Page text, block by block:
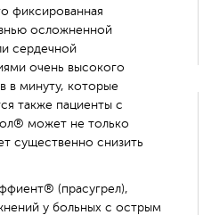
фиксированная
осложненной
сердечной
очень высокого
в минуту, которые
также пациенты с
может не только
существенно снизить
(прасугрел),
у больных с острым